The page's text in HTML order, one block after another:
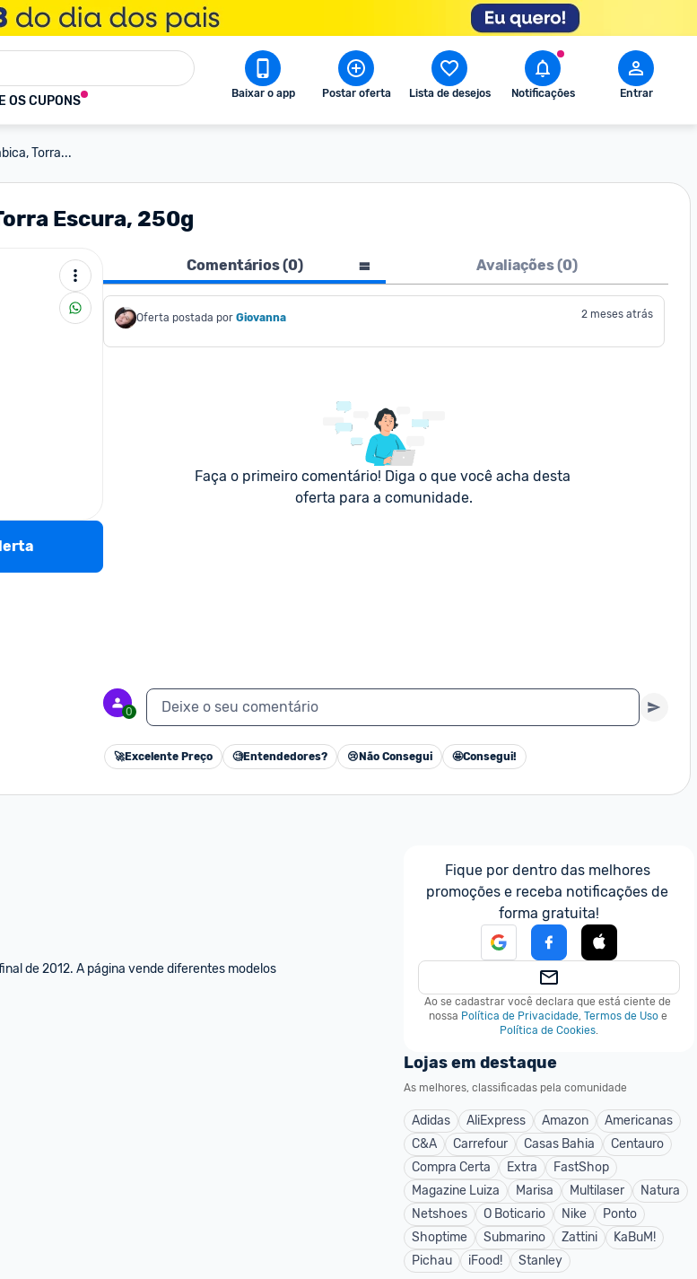
OS CUPONS Baixar o app Postar oferta Lista de desejos Notificações Entrar
Torra...
Escura, 250g
Comentários (0) Avaliações (0)
Oferta postada por Giovanna 2 meses atrás
Faça o primeiro comentário! Diga o que você acha desta
oferta para a comunidade.
0 Deixe o seu comentário
🚀Excelente Preço 🧐Entendedores? 😢 Não Consegui 🤩Consegui!
de 2012. A página vende diferentes modelos
Fique por dentro das melhores
promoções e receba notificações de
forma gratuita!
Ao se cadastrar você declara que está ciente de
nossa Política de Privacidade, Termos de Uso e
Política de Cookies.
Lojas em destaque
As melhores, classificadas pela comunidade
Adidas AliExpress Amazon
Americanas
C&A
Carrefour Casas Bahia
Centauro
Compra Certa
Extra
FastShop
Magazine Luiza
Marisa Multilaser
Natura
Netshoes
O Boticario Nike
Ponto
Shoptime
Submarino Zattini
KaBuM!
Pichau
iFood! Stanley